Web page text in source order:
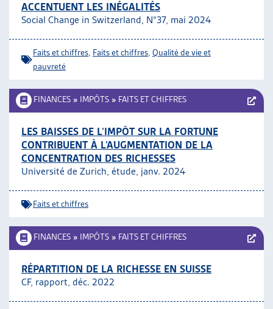
ACCENTUENT LES INÉGALITÉS
Social Change in Switzerland, N°37, mai 2024
Faits et chiffres Faits et chiffres Qualité de vie et
pauvreté
FINANCES » IMPÔTS » FAITS ET CHIFFRES
LES BAISSES DE L’IMPÔT SUR LA FORTUNE
CONTRIBUENT À L’AUGMENTATION DE LA
CONCENTRATION DES RICHESSES
Université de Zurich, étude, janv. 2024
Faits et chiffres
FINANCES » IMPÔTS » FAITS ET CHIFFRES
RÉPARTITION DE LA RICHESSE EN SUISSE
CF, rapport, déc. 2022